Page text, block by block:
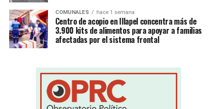
COMUNALES hace 1 semana
Centro de acopio en Illapel concentra más de
3.900 kits de alimentos para apoyar a familias
afectadas por el sistema frontal